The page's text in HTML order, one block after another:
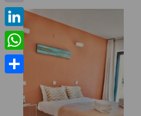
Email
LinkedIn
WhatsApp
Share